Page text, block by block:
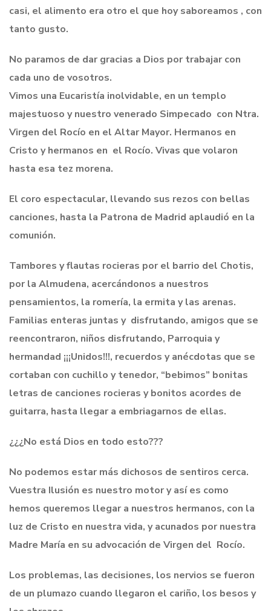
casi, el alimento era otro el que hoy saboreamos , con
tanto gusto.
No paramos de dar gracias a Dios por trabajar con
cada uno de vosotros.
Vimos una Eucaristía inolvidable, en un templo
majestuoso y nuestro venerado Simpecado con Ntra.
Virgen del Rocío en el Altar Mayor. Hermanos en
Cristo y hermanos en el Rocío. Vivas que volaron
hasta esa tez morena.
El coro espectacular, llevando sus rezos con bellas
canciones, hasta la Patrona de Madrid aplaudió en la
comunión.
Tambores y flautas rocieras por el barrio del Chotis,
por la Almudena, acercándonos a nuestros
pensamientos, la romería, la ermita y las arenas.
Familias enteras juntas y disfrutando, amigos que se
reencontraron, niños disfrutando, Parroquia y
hermandad ¡¡¡Unidos!!!, recuerdos y anécdotas que se
cortaban con cuchillo y tenedor, “bebimos” bonitas
letras de canciones rocieras y bonitos acordes de
guitarra, hasta llegar a embriagarnos de ellas.
¿¿¿No está Dios en todo esto???
No podemos estar más dichosos de sentiros cerca.
Vuestra Ilusión es nuestro motor y así es como
hemos queremos llegar a nuestros hermanos, con la
luz de Cristo en nuestra vida, y acunados por nuestra
Madre María en su advocación de Virgen del Rocío.
Los problemas, las decisiones, los nervios se fueron
de un plumazo cuando llegaron el cariño, los besos y